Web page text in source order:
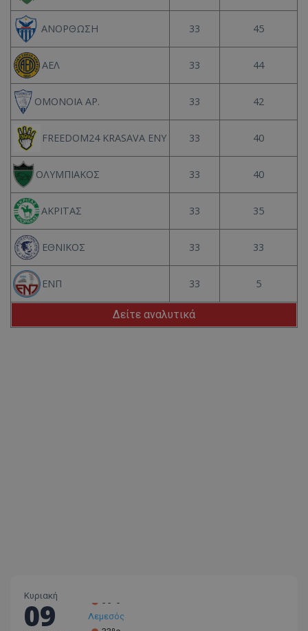
Κυριακή
09
Λεμεσός
ΑΝΟΡΘΩΣΗ 33 45
ΑΕΛ 33 44
ΟΜΟΝΟΙΑ ΑΡ. 33 42
FREEDOM24 KRASAVA ΕΝΥ 33 40
ΟΛΥΜΠΙΑΚΟΣ 33 40
ΑΚΡΙΤΑΣ 33 35
ΕΘΝΙΚΟΣ 33 33
ΕΝΠ 33 5
Δείτε αναλυτικά